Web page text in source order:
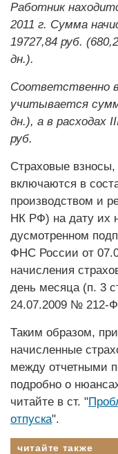
Работник
2011 г. Сумма
19727,84 руб.
дн.).
Соответственно
учитывается
дн.), а в расходах
руб.
Страховые
включаются в
производством и
НК РФ) на дату их
дусмотренном
ФНС России от
начисления
день месяца (п. 3
24.07.2009 № 212-
Таким образом,
начисленные
между отчетными
подробно о
читайте в ст. "
отпуска".
читайте также